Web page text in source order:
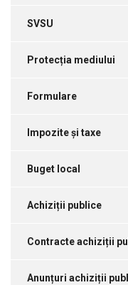
SVSU
Protecția mediului
Formulare
Impozite și taxe
Buget local
Achiziții publice
Contracte achiziții
Anunțuri achiziții